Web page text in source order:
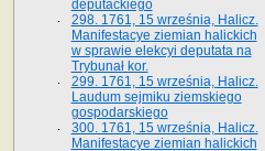
deputackiego
298. 1761, 15 września, Halicz.
Manifestacye ziemian halickich
w sprawie elekcyi deputata na
Trybunał kor.
299. 1761, 15 września, Halicz.
Laudum sejmiku ziemskiego
gospodarskiego
300. 1761, 15 września, Halicz.
Manifestacye ziemian halickich